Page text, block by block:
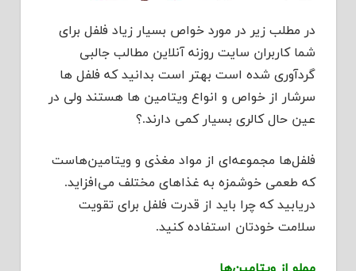
در مطلب زیر در مورد خواص بسیار زیاد فلفل برای
شما کاربران سایت روزنه آنلاین مطالب جالبی
گردآوری شده است بهتر است بدانید که فلفل ها
سرشار از خواص و انواع ویتامین ها هستند ولی در
عین حال کالری بسیار کمی دارند.؟
فلفل‌ها مجموعه‌ای از مواد مغذی و ویتامین‌هاست
که طعمی خوشمزه به غذاهای مختلف می‌افزاید.
دریابید که چرا باید از قدرت فلفل برای تقویت
سلامت خودتان استفاده کنید.